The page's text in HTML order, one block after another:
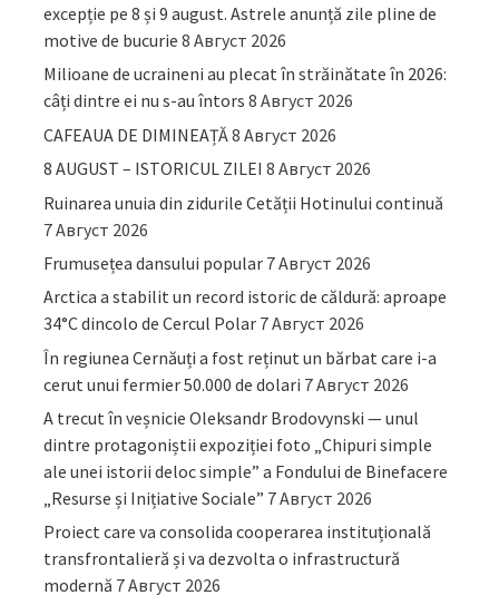
excepție pe 8 și 9 august. Astrele anunță zile pline de
motive de bucurie 8 Август 2026
Milioane de ucraineni au plecat în străinătate în 2026:
câți dintre ei nu s-au întors 8 Август 2026
CAFEAUA DE DIMINEAȚĂ8 Август 2026
8 AUGUST – ISTORICUL ZILEI 8 Август 2026
Ruinarea unuia din zidurile Cetății Hotinului continuă
7 Август 2026
Frumusețea dansului popular 7 Август 2026
Arctica a stabilit un record istoric de căldură: aproape
34°C dincolo de Cercul Polar 7 Август 2026
În regiunea Cernăuți a fost reținut un bărbat care i-a
cerut unui fermier 50.000 de dolari 7 Август 2026
A trecut în veșnicie Oleksandr Brodovynski — unul
dintre protagoniștii expoziției foto „Chipuri simple
ale unei istorii deloc simple” a Fondului de Binefacere
„Resurse și Inițiative Sociale” 7 Август 2026
Proiect care va consolida cooperarea instituțională
transfrontalieră și va dezvolta o infrastructură
modernă 7 Август 2026